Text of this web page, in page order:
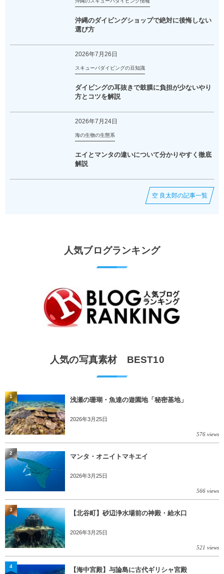
沖縄のダイビングショップで絶対に後悔しない
選び方
2026年7月26日
スキューバダイビングの豆知識
ダイビングの耳抜きで鼓膜に負担が少ないやり
方とコツを解説
2026年7月24日
海の生物の生態系
エイとマンタの違いについて分かりやすく徹底
解説
空 良太郎の記事一覧
人気ブログランキング
人気の写真素材 BEST10
浅瀬の珊瑚・魚達の遊園地「秘密基地」
2026年3月25日
576 views
1
マンタ・オニイトマキエイ
2026年3月25日
566 views
2
【北谷町】砂辺浄水場前の神殿・給水口
2026年3月25日
521 views
3
【海中宮殿】与論島に古代ギリシャ宮殿
4